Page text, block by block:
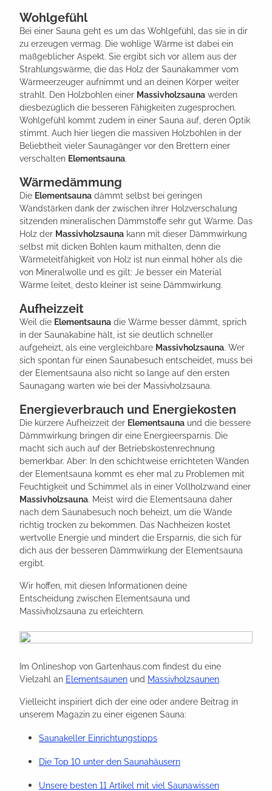
Wohlgefühl
Bei einer Sauna geht es um das Wohlgefühl, das sie in dir
zu erzeugen vermag. Die wohlige Wärme ist dabei ein
maßgeblicher Aspekt. Sie ergibt sich vor allem aus der
Strahlungswärme, die das Holz der Saunakammer vom
Wärmeerzeuger aufnimmt und an deinen Körper weiter
strahlt. Den Holzbohlen einer Massivholzsauna werden
diesbezüglich die besseren Fähigkeiten zugesprochen.
Wohlgefühl kommt zudem in einer Sauna auf, deren Optik
stimmt. Auch hier liegen die massiven Holzbohlen in der
Beliebtheit vieler Saunagänger vor den Brettern einer
verschalten Elementsauna.
Wärmedämmung
Die Elementsauna dämmt selbst bei geringen
Wandstärken dank der zwischen ihrer Holzverschalung
sitzenden mineralischen Dämmstoffe sehr gut Wärme. Das
Holz der Massivholzsauna kann mit dieser Dämmwirkung
selbst mit dicken Bohlen kaum mithalten, denn die
Wärmeleitfähigkeit von Holz ist nun einmal höher als die
von Mineralwolle und es gilt: Je besser ein Material
Wärme leitet, desto kleiner ist seine Dämmwirkung.
Aufheizzeit
Weil die Elementsauna die Wärme besser dämmt, sprich
in der Saunakabine hält, ist sie deutlich schneller
aufgeheizt, als eine vergleichbare Massivholzsauna. Wer
sich spontan für einen Saunabesuch entscheidet, muss bei
der Elementsauna also nicht so lange auf den ersten
Saunagang warten wie bei der Massivholzsauna.
Energieverbrauch und Energiekosten
Die kürzere Aufheizzeit der Elementsauna und die bessere
Dämmwirkung bringen dir eine Energieersparnis. Die
macht sich auch auf der Betriebskostenrechnung
bemerkbar. Aber: In den schichtweise errichteten Wänden
der Elementsauna kommt es eher mal zu Problemen mit
Feuchtigkeit und Schimmel als in einer Vollholzwand einer
Massivholzsauna. Meist wird die Elementsauna daher
nach dem Saunabesuch noch beheizt, um die Wände
richtig trocken zu bekommen. Das Nachheizen kostet
wertvolle Energie und mindert die Ersparnis, die sich für
dich aus der besseren Dämmwirkung der Elementsauna
ergibt.
Wir hoffen, mit diesen Informationen deine
Entscheidung zwischen Elementsauna und
Massivholzsauna zu erleichtern.
Im Onlineshop von Gartenhaus.com findest du eine
Vielzahl an Elementsaunen und Massivholzsaunen.
Vielleicht inspiriert dich der eine oder andere Beitrag in
unserem Magazin zu einer eigenen Sauna:
Saunakeller Einrichtungstipps
Die Top 10 unter den Saunahäusern
Unsere besten 11 Artikel mit viel Saunawissen